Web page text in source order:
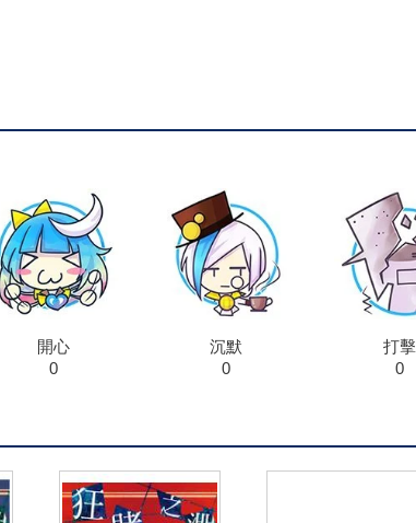
開心
0
沉默
0
打擊
0